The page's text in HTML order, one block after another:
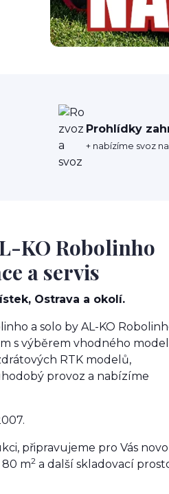
Prohlídky
+ nabízíme svoz
KO Robolinho
a servis
Ostrava a okolí.
a solo by AL-KO
s výběrem vhodného
RTK modelů,
provoz a nabízíme
připravujeme pro Vás
80 m2 a další skladovací